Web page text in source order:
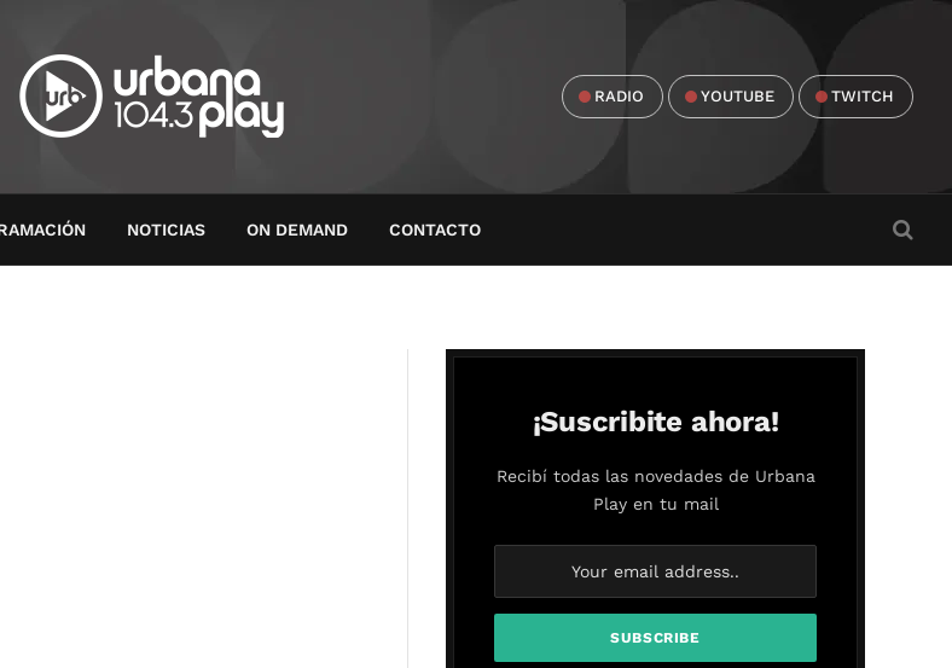
RADIO YOUTUBE TWITCH
NOTICIAS ON DEMAND CONTACTO
¡Suscribite ahora!
Recibí todas las novedades de Urbana
Play en tu mail